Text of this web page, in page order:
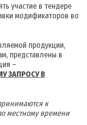
участие в тендере
модификаторов во
продукции,
представлены в
–
ЗАПРОСУ В
к
местному времени